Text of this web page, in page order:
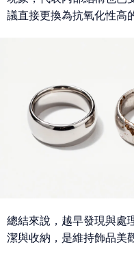
議直接更換為抗氧化性高
總結來說， 越早發現與處
潔與收納，是維持飾品美